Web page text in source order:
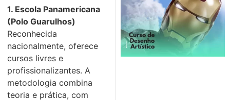
1. Escola Panamericana
(Polo Guarulhos)
Reconhecida
nacionalmente, oferece
cursos livres e
profissionalizantes. A
metodologia combina
teoria e prática, com